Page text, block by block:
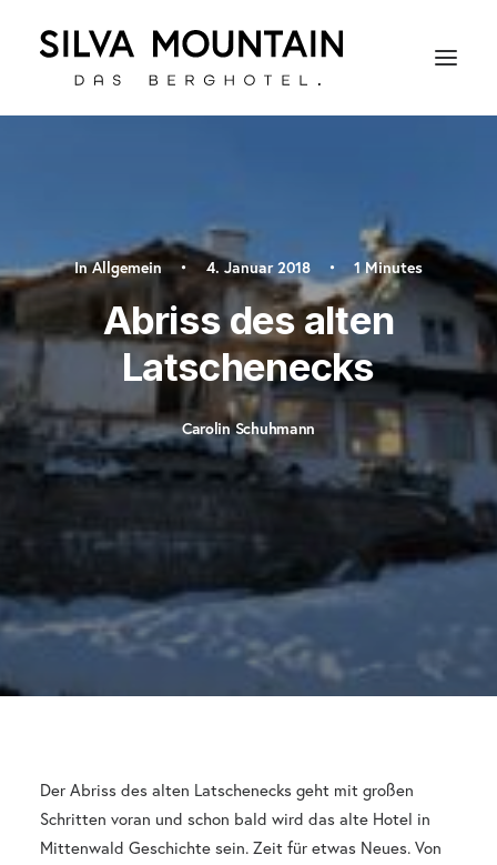
InAllgemein • 4. Januar 2018 • 1 Minutes
Abriss des alten
Latschenecks
Carolin Schuhmann
Der Abriss des alten Latschenecks geht mit großen
Schritten voran und schon bald wird das alte Hotel in
Mittenwald Geschichte sein. Zeit für etwas Neues. Von